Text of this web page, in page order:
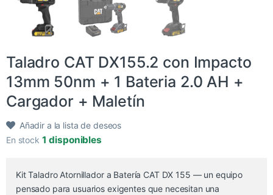
Taladro CAT DX155.2 con Impacto
13mm 50nm + 1 Bateria 2.0 AH +
Cargador + Maletín
Añadir a la lista de deseos
En stock 1 disponibles
Kit Taladro Atornillador a Batería CAT DX 155 — un equipo
pensado para usuarios exigentes que necesitan una